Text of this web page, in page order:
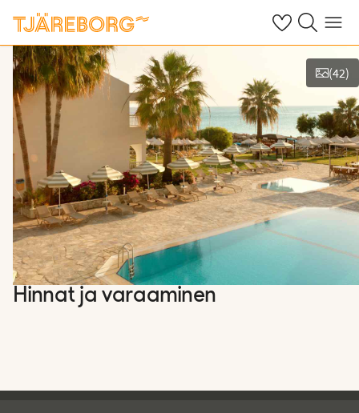
OmatHaku Valikko
Kuvat ja videot
(42)
Hinnat ja varaaminen